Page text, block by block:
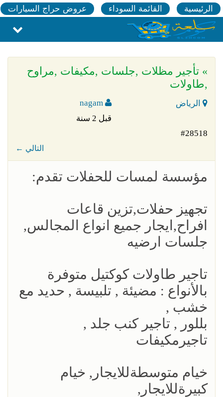
الرئيسية القائمة السوداء عروض حراج السيارات
» تأجير مظلات ,جلسات ,مكيفات ,مراوح
,طاولات
الرياض
قبل 2 سنة
#28518
← التالي
مؤسسة لمسات للحفلات تقدم:
تجهيز حفلات,تزين قاعات
افراح,ايجار جميع انواع المجالس,
جلسات ارضيه
تاجير طاولات كوكتيل متوفرة
بالأنواع : مضيئة , تلبيسة , حديد مع
خشب ,
بللور , تاجير كنب جلد ,
تاجيرمكيفات
خيام متوسطةللايجار, خيام
كبيرةللايجار,